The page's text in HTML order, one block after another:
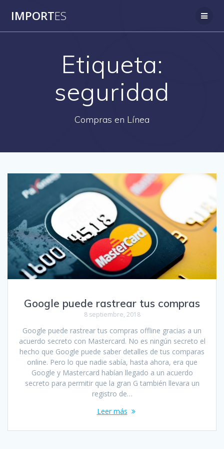
IMPORTES
Etiqueta:
seguridad
Compras en Línea
Google puede rastrear tus compras
8 septiembre, 2018
Google puede rastrear tus compras offline gracias a un
acuerdo secreto con Mastercard. No es ningún secreto el
hecho que Google puede saber detalles de tus comparas
online. Pero lo que nadie sabía, hasta ahora, era que
Google y Mastercard habían llegado a un acuerdo
secreto para permitir que la gran G también llevara un
registro de…
Leer más